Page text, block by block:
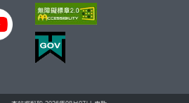
youtube